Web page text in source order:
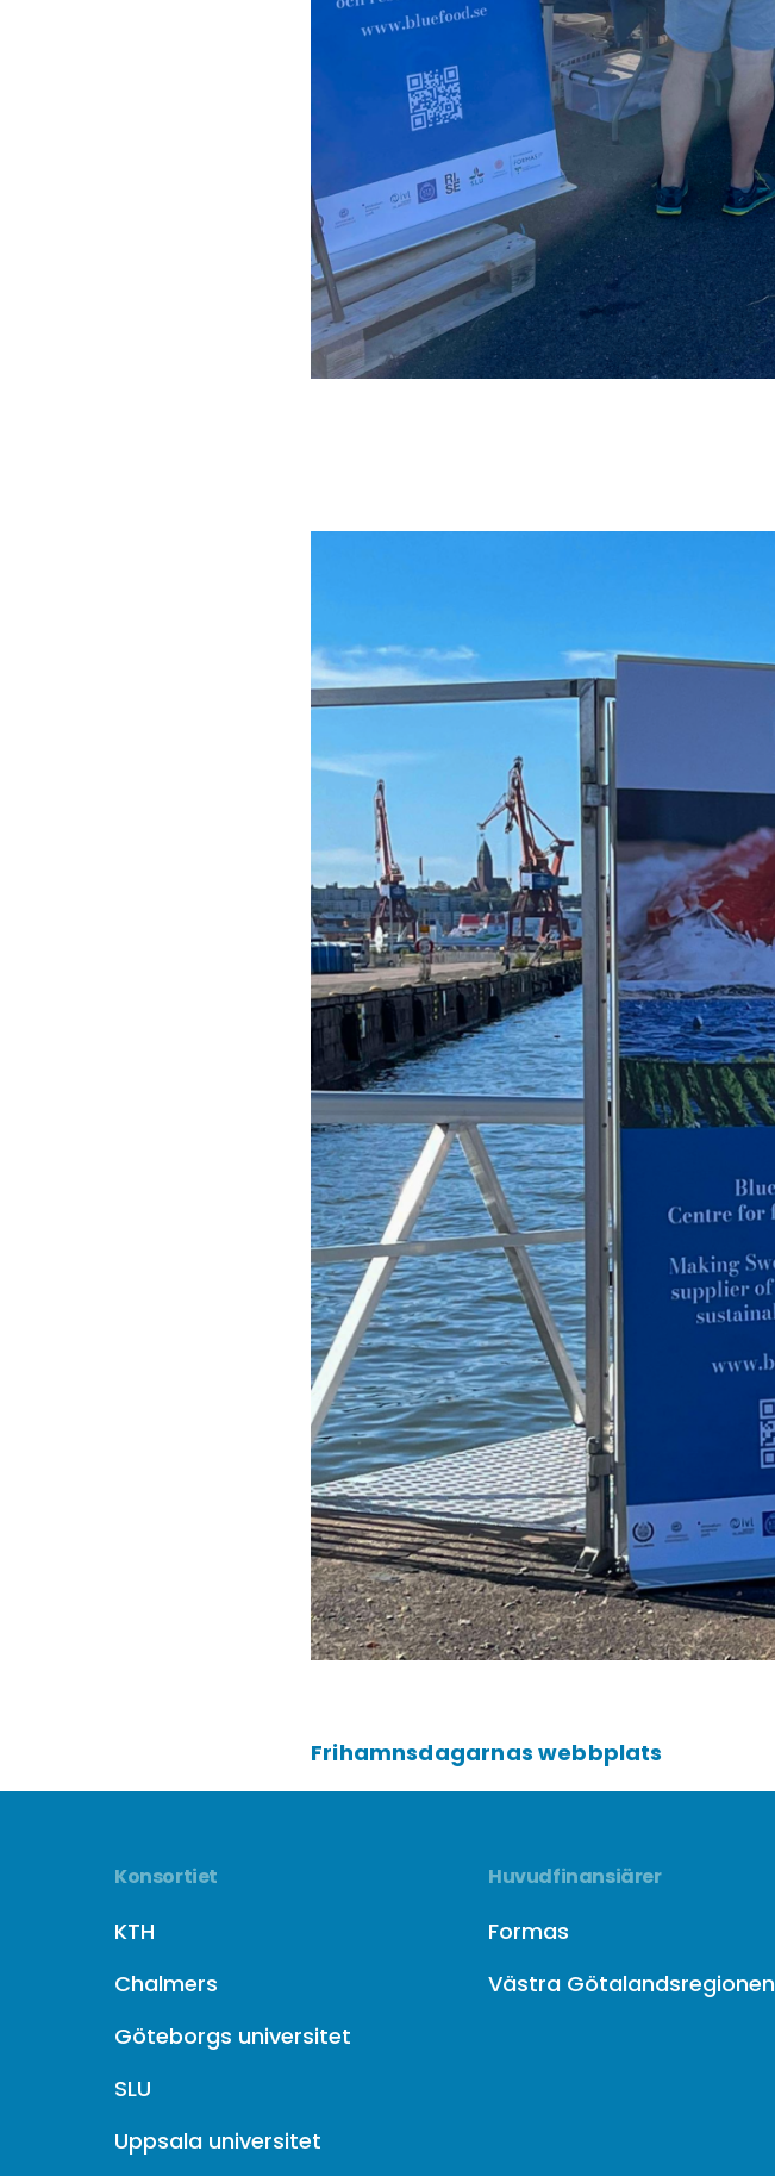
Frihamnsdagarnas webbplats
Konsortiet
KTH
Chalmers
Göteborgs universitet
SLU
Uppsala universitet
Huvudfinansiärer
Formas
Västra Götalandsregionen